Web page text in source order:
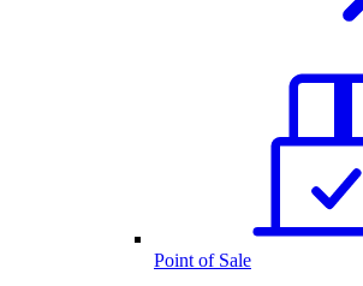
Point of Sale